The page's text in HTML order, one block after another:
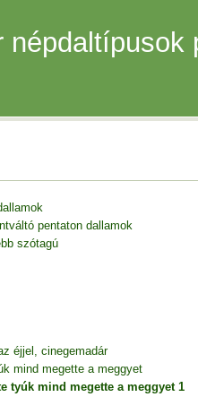
népdaltípusok
pentaton dallamok
szótagú
éjjel, cinegemadár
mind megette a meggyet
tyúk mind megette a meggyet 1